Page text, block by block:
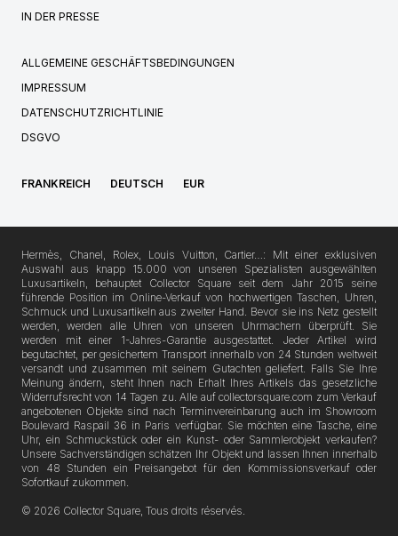
IN DER PRESSE
ALLGEMEINE GESCHÄFTSBEDINGUNGEN
IMPRESSUM
DATENSCHUTZRICHTLINIE
DSGVO
FRANKREICH DEUTSCH EUR
Hermès, Chanel, Rolex, Louis Vuitton, Cartier…: Mit einer exklusiven
Auswahl aus knapp 15.000 von unseren Spezialisten ausgewählten
Luxusartikeln, behauptet Collector Square seit dem Jahr 2015 seine
führende Position im Online-Verkauf von hochwertigen Taschen, Uhren,
Schmuck und Luxusartikeln aus zweiter Hand. Bevor sie ins Netz gestellt
werden, werden alle Uhren von unseren Uhrmachern überprüft. Sie
werden mit einer 1-Jahres-Garantie ausgestattet. Jeder Artikel wird
begutachtet, per gesichertem Transport innerhalb von 24 Stunden weltweit
versandt und zusammen mit seinem Gutachten geliefert. Falls Sie Ihre
Meinung ändern, steht Ihnen nach Erhalt Ihres Artikels das gesetzliche
Widerrufsrecht von 14 Tagen zu. Alle auf collectorsquare.com zum Verkauf
angebotenen Objekte sind nach Terminvereinbarung auch im Showroom
Boulevard Raspail 36 in Paris verfügbar. Sie möchten eine Tasche, eine
Uhr, ein Schmuckstück oder ein Kunst- oder Sammlerobjekt verkaufen?
Unsere Sachverständigen schätzen Ihr Objekt und lassen Ihnen innerhalb
von 48 Stunden ein Preisangebot für den Kommissionsverkauf oder
Sofortkauf zukommen.
© 2026 Collector Square, Tous droits réservés.